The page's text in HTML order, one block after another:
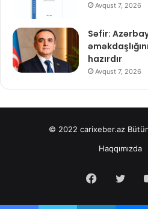
Avqust 7, 2026
Səfir:
hazırdır
Avqust 7, 2026
© 2022 carixeber.az
Haqqımızda
Facebook